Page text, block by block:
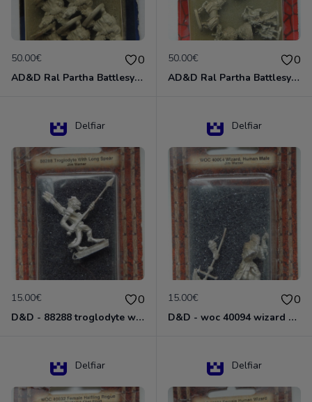
50.00€ 0
AD&D Ral Partha Battlesystem Miniatures Pack Iron Lord Dwarf Crossbowmen 11-854
50.00€ 0
AD&D Ral Partha Battlesystem Villains/Forgotten Realms 11-955 Miniatures
Delfiar
15.00€ 0
D&D - 88288 troglodyte with long Miniature - Donjons Dragons
Delfiar
15.00€ 0
D&D - woc 40094 wizard human male Miniature - Donjons Dragons
Delfiar Delfiar